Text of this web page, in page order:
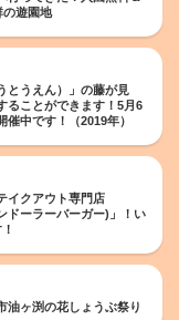
の遊園地
とうえん）」の藤が見
ることができます！5月6
催中です！（2019年）
イクアウト専門店
ドーラーバーガー)」！い
油ヶ渕の花しょうぶ祭り